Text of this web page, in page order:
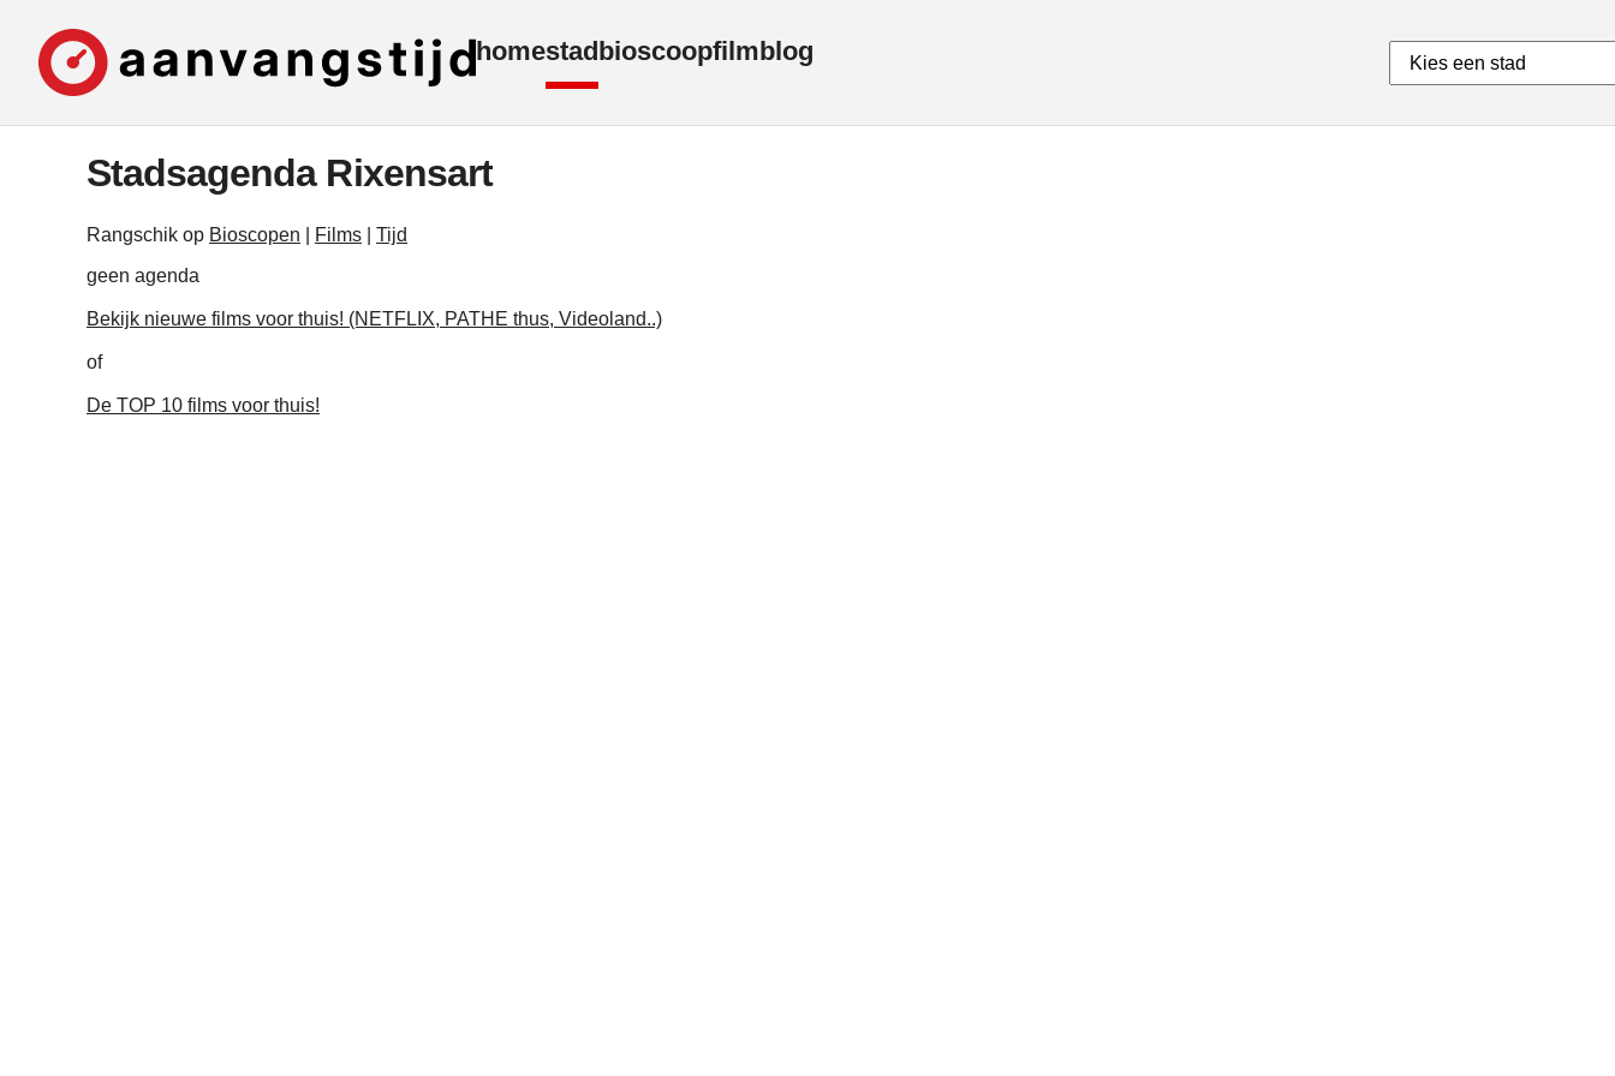
homestadbioscoopfilmblog
Stadsagenda Rixensart
Rangschik op Bioscopen Films
Tijd
geen agenda
Bekijk nieuwe films voor thuis! (NETFLIX, PATHE thus, Videoland..)
of
De TOP 10 films voor thuis!